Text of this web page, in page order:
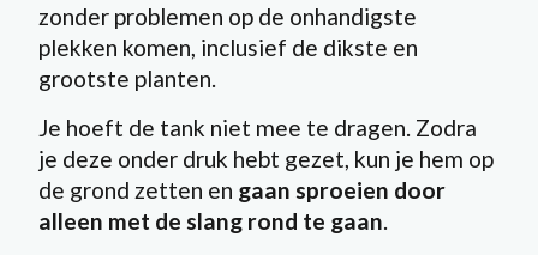
zonder problemen op de onhandigste
plekken komen, inclusief de dikste en
grootste planten.
Je hoeft de tank niet mee te dragen. Zodra
je deze onder druk hebt gezet, kun je hem op
de grond zetten en gaan sproeien door
alleen met de slang rond te gaan.